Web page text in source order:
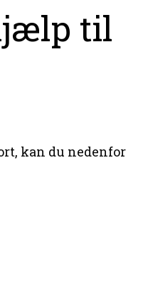
til
kan du nedenfor